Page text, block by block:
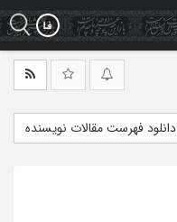
دانلود فهرست مقالات نویسنده